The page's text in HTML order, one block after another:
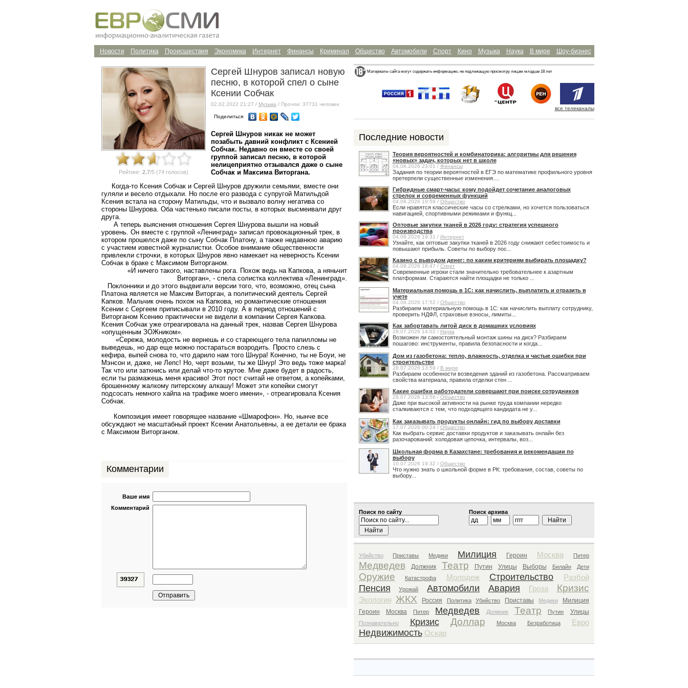
Шоу-бизнес
В мире
Наука
Музыка
Кино
Спорт
Автомобили
Общество
Криминал
Финансы
Интернет
Экономика
Происшествия
Политика
Новости
Рейтинг: 2.7/5 (74 голосов)
Сергей Шнуров записал новую
песню, в которой спел о сыне
Ксении Собчак
02.02.2022 21:27 / Музыка / Прочли: 37731 человек
Поделиться
Сергей Шнуров никак не может
позабыть давний конфликт с Ксенией
Собчак. Недавно он вместе со своей
группой записал песню, в которой
нелицеприятно отзывался даже о сыне
Собчак и Максима Виторгана.
Когда-то Ксения Собчак и Сергей Шнуров дружили семьями, вместе они
гуляли и весело отдыхали. Но после его развода с супругой Матильдой
Ксения встала на сторону Матильды, что и вызвало волну негатива со
стороны Шнурова. Оба частенько писали посты, в которых высмеивали друг
друга.
А теперь выяснения отношения Сергея Шнурова вышли на новый
уровень. Он вместе с группой «Ленинград» записал провокационный трек, в
котором прошелся даже по сыну Собчак Платону, а также недавнюю аварию
с участием известной журналистки. Особое внимание общественности
привлекли строчки, в которых Шнуров явно намекает на неверность Ксении
Собчак в браке с Максимом Виторганом.
«И ничего такого, наставлены рога. Похож ведь на Капкова, а няньчит
Виторган», - спела солистка коллектива «Ленинград».
Поклонники и до этого выдвигали версии того, что, возможно, отец сына
Платона является не Максим Виторган, а политический деятель Сергей
Капков. Мальчик очень похож на Капкова, но романтические отношения
Ксении с Сергеем приписывали в 2010 году. А в период отношений с
Виторганом Ксению практически не видели в компании Сергея Капкова.
Ксения Собчак уже отреагировала на данный трек, назвав Сергея Шнурова
«опущенным ЗОЖником».
«Сережа, молодость не вернешь и со стареющего тела папилломы не
выведешь, но дар еще можно постараться возродить. Просто слезь с
кефира, выпей снова то, что дарило нам того Шнура! Конечно, ты не Боуи, не
Мэнсон и, даже, не Лепс! Но, черт возьми, ты же Шнур! Это ведь тоже марка!
Так что или заткнись или делай что-то крутое. Мне даже будет в радость,
если ты размажешь меня красиво! Этот пост считай не ответом, а копейками,
брошенному жалкому питерскому алкашу! Может эти копейки смогут
подсосать немного хайпа на трафике моего имени», - отреагировала Ксения
Собчак.
Композиция имеет говорящее название «Шмарофон». Но, нынче все
обсуждают не масштабный проект Ксении Анатольевны, а ее детали ее брака
с Максимом Виторганом.
Комментарии
Ваше имя
Комментарий
Материалы сайта могут содержать информацию, не подлежащую просмотру лицам младше 18 лет
все телеканалы
Последние новости
Теория вероятностей и комбинаторика: алгоритмы для решения
«новых» задач, которых нет в школе
04.08.2026 23:01 / Финансы
Задания по теории вероятностей в ЕГЭ по математике профильного уровня
претерпели существенные изменения....
Гибридные смарт-часы: кому подойдет сочетание аналоговых
стрелок и современных функций
04.08.2026 19:59 / Общество
Если нравятся классические часы со стрелками, но хочется пользоваться
навигацией, спортивными режимами и функц...
Оптовые закупки тканей в 2026 году: стратегия успешного
производства
04.08.2026 19:31 / Интернет
Узнайте, как оптовые закупки тканей в 2026 году снижают себестоимость и
повышают прибыль. Советы по выбору пос...
Казино с выводом денег: по каким критериям выбирать площадку?
04.08.2026 18:47 / Спорт
Современные игроки стали значительно требовательнее к азартным
платформам. Стараются найти площадки не только ...
Материальная помощь в 1С: как начислить, выплатить и отразить в
учете
04.08.2026 17:52 / Общество
Разбираем материальную помощь в 1С: как начислить выплату сотруднику,
проверить НДФЛ, страховые взносы, лимиты...
Как забортавать литой диск в домашних условиях
28.07.2026 14:02 / Наука
Возможен ли самостоятельный монтаж шины на диск? Разбираем
пошагово: инструменты, правила безопасности и когда...
Дом из газобетона: тепло, влажность, отделка и частые ошибки при
строительстве
28.07.2026 13:59 / В мире
Разбираем особенности возведения зданий из газобетона. Рассматриваем
свойства материала, правила отделки стен ...
Какие ошибки работодатели совершают при поиске сотрудников
28.07.2026 13:56 / Общество
Даже при высокой активности на рынке труда компании нередко
сталкиваются с тем, что подходящего кандидата не у...
Как заказывать продукты онлайн: гид по выбору доставки
17.07.2026 00:24 / Общество
Как выбрать сервис доставки продуктов и заказывать онлайн без
разочарований: холодовая цепочка, интервалы, воз...
Школьная форма в Казахстане: требования и рекомендации по
выбору
10.07.2026 19:32 / Общество
Что нужно знать о школьной форме в РК: требования, состав, советы по
выбору...
Поиск по сайту Поиск архива
Убийство Приставы Медики Милиция Героин Москва Питер
Медведев Должник Театр Путин Улицы Выборы Билайн Дети
Оружие Катастрофа Молодеж Строительство Разбой
Пенсия Урожай Автомобили Авария Гроза Кризис
Экология ЖКХ Россия Политика Убийство Приставы Медики
Милиция
Героин
Москва Питер Медведев Должник Театр Путин Улицы
Познавательно Кризис Доллар Москва Безработица Евро
Недвижимость Оскар